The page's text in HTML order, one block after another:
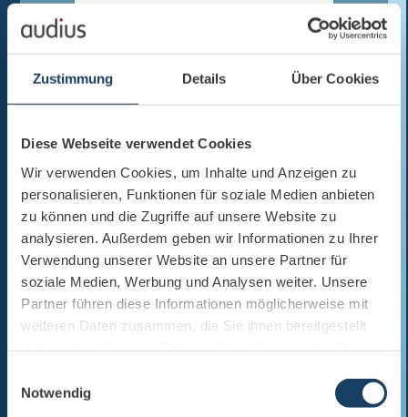
Zustimmung Details Über Cookies
Diese Webseite verwendet Cookies
Wir verwenden Cookies, um Inhalte und Anzeigen zu
personalisieren, Funktionen für soziale Medien anbieten
zu können und die Zugriffe auf unsere Website zu
analysieren. Außerdem geben wir Informationen zu Ihrer
Verwendung unserer Website an unsere Partner für
soziale Medien, Werbung und Analysen weiter. Unsere
Partner führen diese Informationen möglicherweise mit
weiteren Daten zusammen, die Sie ihnen bereitgestellt
Notwendig
Ihre Nachricht
Ich habe die
weiteren Angaben zur Datenverarbeitung und
zu meinen Betroffenenrechten zur Kenntnis
genommen. Der Nutzung meiner Daten zur
Kontaktaufnahme bzgl. meiner Anfrage
stimme ich zu.*